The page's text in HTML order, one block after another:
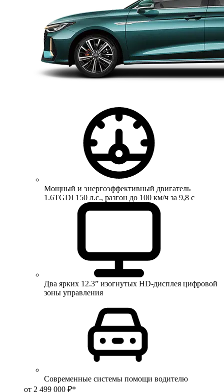
Мощный и энергоэффективный двигатель
1.6TGDI 150 л.с., разгон до 100 км/ч за 9,8 с
Два ярких 12.3” изогнутых HD-дисплея цифровой
зоны управления
Современные системы помощи водителю
от 2 499 000 ₽*